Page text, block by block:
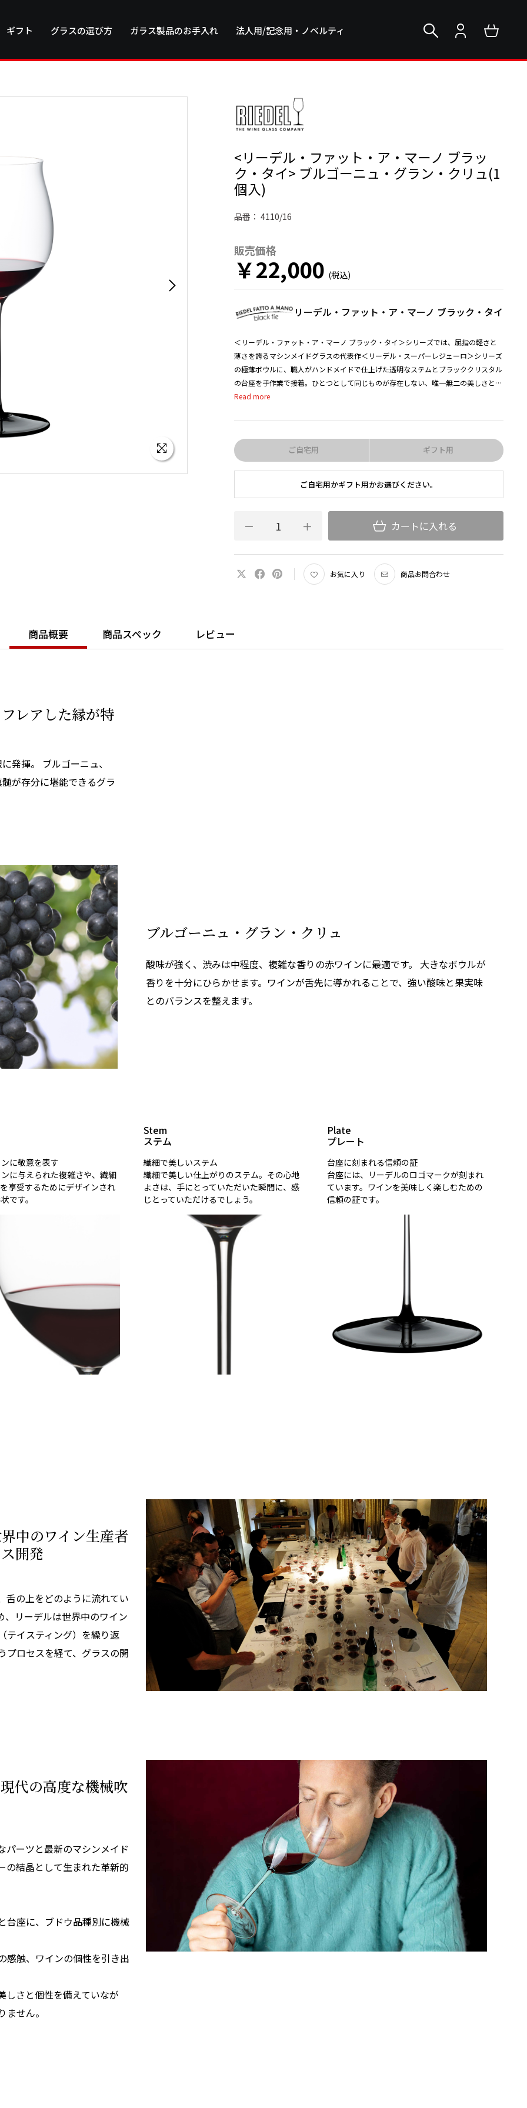
ギフト グラスの選び方 ガラス製品のお手入れ 法人用/記念用・ノベルティ
<リーデル・ファット・ア・マーノ ブラッ
ク・タイ> ブルゴーニュ・グラン・クリュ(1
個入)
品番：4110/16
販売価格
￥22,000
リーデル・ファット・ア・マーノ ブラック・タイ
＜リーデル・ファット・ア・マーノ ブラック・タイ＞シリーズでは、屈指の軽さと
薄さを誇るマシンメイドグラスの代表作＜リーデル・スーパーレジェーロ＞シリーズ
の極薄ボウルに、職人がハンドメイドで仕上げた透明なステムとブラッククリスタル
の台座を手作業で接着。ひとつとして同じものが存在しない、唯一無二の美しさと個
性を備えたグラスです。ブドウ品種別に6種類のボウル形状が揃い、ワインの美味し
で、機能性と美しさ、そしてお求めやすい価格を実現しました。
格式の高いドレスコードである「ブラック・タイ」の名が示すように、フォーマルで
華やかなシーンにふさわしいエレガンスを備えています。テーブルコーディネートを
て、見逃せないアイテムです。
ご自宅用 ギフト用
ご自宅用かギフト用かお選びください。
カートに入れる
お気に入り 商品お問合わせ
商品概要 商品スペック レビュー
レアした縁が特
発揮。 ブルゴーニュ、
が存分に堪能できるグラ
ブルゴーニュ・グラン・クリュ
酸味が強く、渋みは中程度、複雑な香りの赤ワインに最適です。 大きなボウルが
香りを十分にひらかせます。ワインが舌先に導かれることで、強い酸味と果実味
とのバランスを整えます。
に敬意を表す
に与えられた複雑さや、繊細
享受するためにデザインされ
です。
Stem
ステム
繊細で美しいステム
繊細で美しい仕上がりのステム。その心地
よさは、手にとっていただいた瞬間に、感
じとっていただけるでしょう。
Plate
プレート
台座に刻まれる信頼の証
台座には、リーデルのロゴマークが刻まれ
ています。ワインを美味しく楽しむための
信頼の証です。
中のワイン生産者
開発
舌の上をどのように流れてい
、リーデルは世界中のワイン
テイスティング）を繰り返
プロセスを経て、グラスの開
代の高度な機械吹
パーツと最新のマシンメイド
の結晶として生まれた革新的
台座に、ブドウ品種別に機械
触、ワインの個性を引き出
しさと個性を備えていなが
せん。